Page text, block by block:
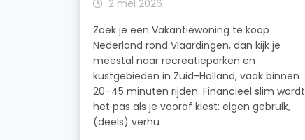
2 mei 2026
Zoek je een Vakantiewoning te koop
Nederland rond Vlaardingen, dan kijk je
meestal naar recreatieparken en
kustgebieden in Zuid-Holland, vaak binnen
20–45 minuten rijden. Financieel slim wordt
het pas als je vooraf kiest: eigen gebruik,
(deels) verhu